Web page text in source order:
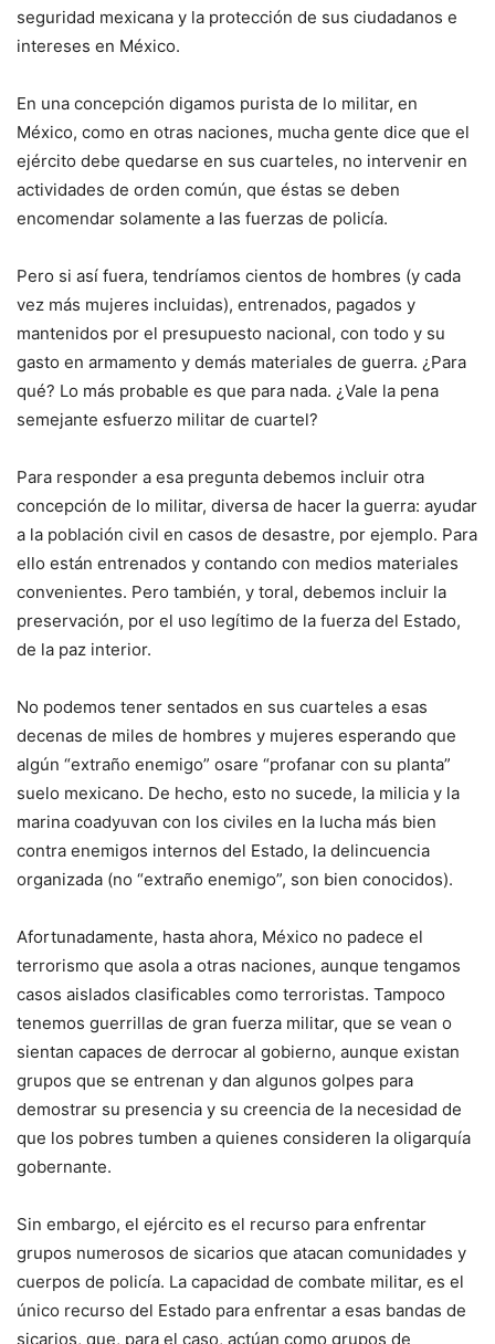
seguridad mexicana y la protección de sus ciudadanos e
intereses en México.
En una concepción digamos purista de lo militar, en
México, como en otras naciones, mucha gente dice que el
ejército debe quedarse en sus cuarteles, no intervenir en
actividades de orden común, que éstas se deben
encomendar solamente a las fuerzas de policía.
Pero si así fuera, tendríamos cientos de hombres (y cada
vez más mujeres incluidas), entrenados, pagados y
mantenidos por el presupuesto nacional, con todo y su
gasto en armamento y demás materiales de guerra. ¿Para
qué? Lo más probable es que para nada. ¿Vale la pena
semejante esfuerzo militar de cuartel?
Para responder a esa pregunta debemos incluir otra
concepción de lo militar, diversa de hacer la guerra: ayudar
a la población civil en casos de desastre, por ejemplo. Para
ello están entrenados y contando con medios materiales
convenientes. Pero también, y toral, debemos incluir la
preservación, por el uso legítimo de la fuerza del Estado,
de la paz interior.
No podemos tener sentados en sus cuarteles a esas
decenas de miles de hombres y mujeres esperando que
algún “extraño enemigo” osare “profanar con su planta”
suelo mexicano. De hecho, esto no sucede, la milicia y la
marina coadyuvan con los civiles en la lucha más bien
contra enemigos internos del Estado, la delincuencia
organizada (no “extraño enemigo”, son bien conocidos).
Afortunadamente, hasta ahora, México no padece el
terrorismo que asola a otras naciones, aunque tengamos
casos aislados clasificables como terroristas. Tampoco
tenemos guerrillas de gran fuerza militar, que se vean o
sientan capaces de derrocar al gobierno, aunque existan
grupos que se entrenan y dan algunos golpes para
demostrar su presencia y su creencia de la necesidad de
que los pobres tumben a quienes consideren la oligarquía
gobernante.
Sin embargo, el ejército es el recurso para enfrentar
grupos numerosos de sicarios que atacan comunidades y
cuerpos de policía. La capacidad de combate militar, es el
único recurso del Estado para enfrentar a esas bandas de
sicarios, que, para el caso, actúan como grupos de